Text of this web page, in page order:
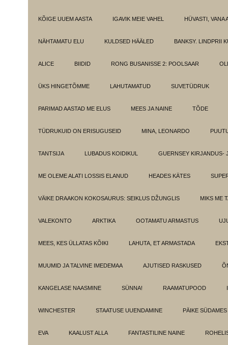
KÕIGE UUEM AASTA IGAVIK MEIE VAHEL HÜVASTI, VANA
NÄHTAMATU ELU KULDSED HÄÄLED BANKSY. LINDPRII
ALICE BIIDID RONG BUSANISSE 2: POOLSAAR
ÜKS HINGETÕMME LAHUTAMATUD SUVETÜDRUK
PARIMAD AASTAD ME ELUS MEES JA NAINE TÕDE
TÜDRUKUID ON ERISUGUSEID MINA, LEONARDO
TANTSIJA LUBADUS KOIDIKUL GUERNSEY KIRJANDUS-
ME OLEME ALATI LOSSIS ELANUD HEADES KÄTES
VÄIKE DRAAKON KOKOSAURUS: SEIKLUS DŽUNGLIS MIKS ME
VALEKONTO ARKTIKA OOTAMATU ARMASTUS
MEES, KES ÜLLATAS KÕIKI LAHUTA, ET ARMASTADA
MUUMID JA TALVINE IMEDEMAA AJUTISED RASKUSED
KANGELASE NAASMINE SÜNNA! RAAMATUPOOD
WINCHESTER STAATUSE UUENDAMINE PÄIKE SÜDAMES
EVA KAALUST ALLA FANTASTILINE NAINE